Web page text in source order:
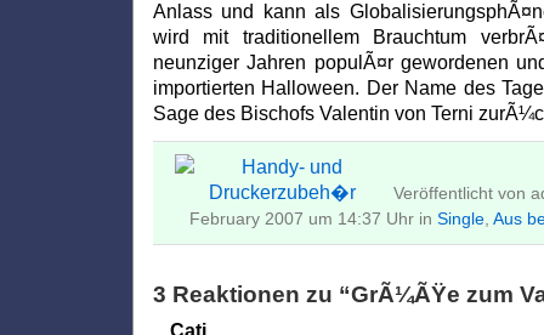
Anlass und kann als
wird mit traditionellem Brauchtum
neunziger Jahren populÃ¤r gewordenen
importierten Halloween. Der Name des
Sage des Bischofs Valentin von Terni
Veröffentlicht von
February 2007 um 14:37 Uhr in Single Aus
3 Reaktionen zu “GrÃ¼ÃŸe zum
Cati